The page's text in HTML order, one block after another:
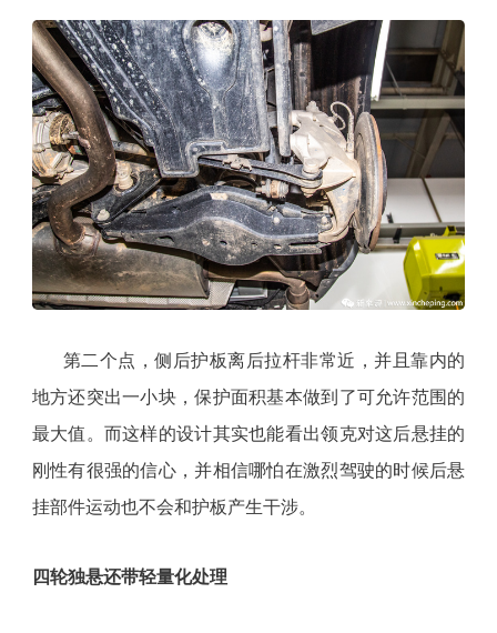
第二个点，侧后护板离后拉杆非常近，并且靠内的
地方还突出一小块，保护面积基本做到了可允许范围的
最大值。而这样的设计其实也能看出领克对这后悬挂的
刚性有很强的信心，并相信哪怕在激烈驾驶的时候后悬
挂部件运动也不会和护板产生干涉。
四轮独悬还带轻量化处理